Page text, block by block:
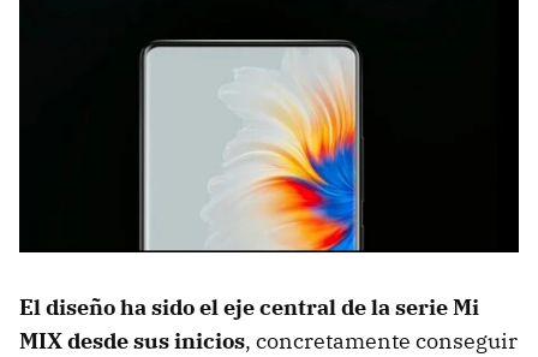
El diseño ha sido el eje central de la serie Mi
MIX desde sus inicios, concretamente conseguir